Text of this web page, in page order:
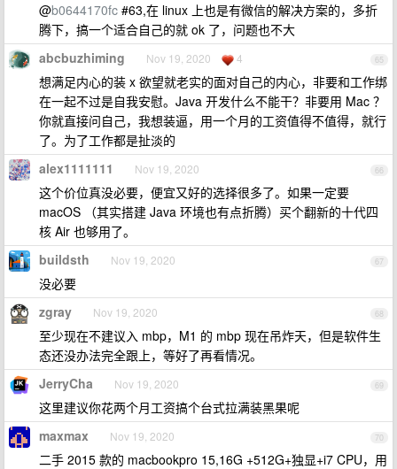
@b0644170fc #63,在 linux 上也是有微信的解决方案的，多折
腾下，搞一个适合自己的就 ok 了，问题也不大
65
abcbuzhiming Nov 19, 2020 4
想满足内心的装 x 欲望就老实的面对自己的内心，非要和工作绑
在一起不过是自我安慰。Java 开发什么不能干？非要用 Mac ？
你就直接问自己，我想装逼，用一个月的工资值得不值得，就行
了。为了工作都是扯淡的
66
alex1111111 Nov 19, 2020
这个价位真没必要，便宜又好的选择很多了。如果一定要
macOS （其实搭建 Java 环境也有点折腾）买个翻新的十代四
核 Air 也够用了。
67
buildsth Nov 19, 2020
没必要
68
zgray Nov 19, 2020
至少现在不建议入 mbp，M1 的 mbp 现在吊炸天，但是软件生
态还没办法完全跟上，等好了再看情况。
69
JerryCha Nov 19, 2020
这里建议你花两个月工资搞个台式拉满装黑果呢
70
maxmax Nov 19, 2020
二手 2015 款的 macbookpro 15,16G +512G+独显+i7 CPU，用